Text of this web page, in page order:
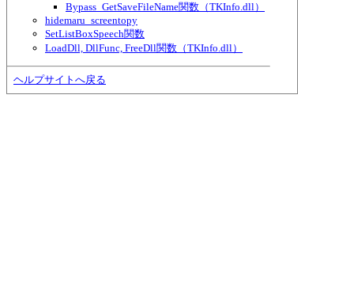
Bypass_GetSaveFileName関数（TKInfo.dll）
hidemaru_screentopy
SetListBoxSpeech関数
LoadDll, DllFunc, FreeDll関数（TKInfo.dll）
ヘルプサイトへ戻る